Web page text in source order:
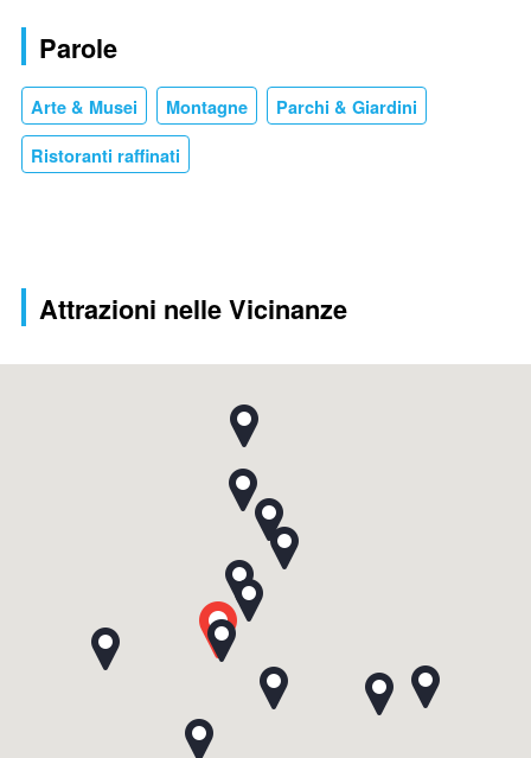
Parole
Arte & Musei Montagne Parchi & Giardini
Ristoranti raffinati
Attrazioni nelle Vicinanze